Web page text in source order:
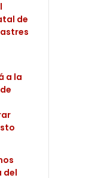
de
a la
del